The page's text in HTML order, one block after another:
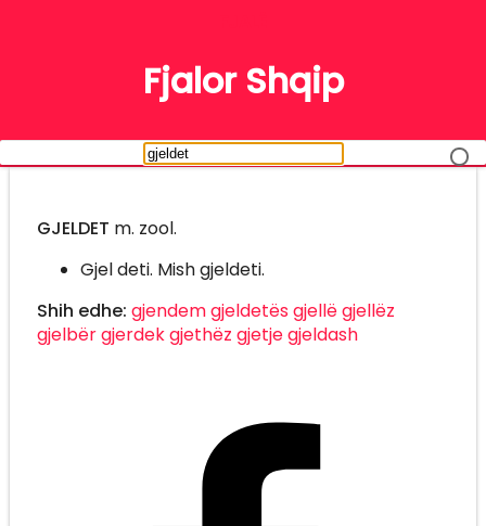
Fjalor Shqip
GJELDET m. zool.
Gjel deti. Mish gjeldeti.
Shih edhe: gjendemgjeldetësgjellëgjellëz
gjelbërgjerdekgjethëz gjetjegjeldash